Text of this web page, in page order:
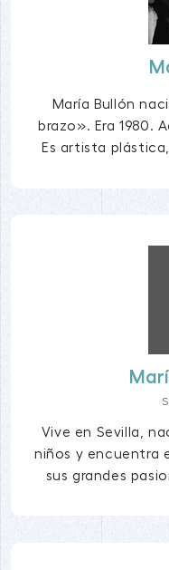
María Bullón
brazo». Era 1980.
Es artista
Vive en Sevilla,
niños y encuentra
sus grandes